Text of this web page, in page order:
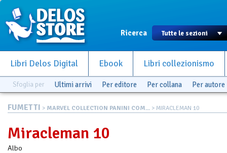
Ricerca
Libri Delos Digital Ebook Libri collezionismo
Sfoglia per Ultimi arrivi Per editore Per collana Per autore
FUMETTI > MARVEL COLLECTION PANINI COM... > MIRACLEMAN 10
Miracleman 10
Albo